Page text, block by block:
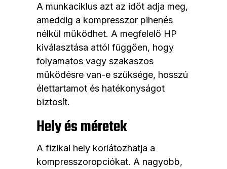
A munkaciklus azt az időt adja meg,
ameddig a kompresszor pihenés
nélkül működhet. A megfelelő HP
kiválasztása attól függően, hogy
folyamatos vagy szakaszos
működésre van-e szüksége, hosszú
élettartamot és hatékonyságot
biztosít.
Hely és méretek
A fizikai hely korlátozhatja a
kompresszoropciókat. A nagyobb,